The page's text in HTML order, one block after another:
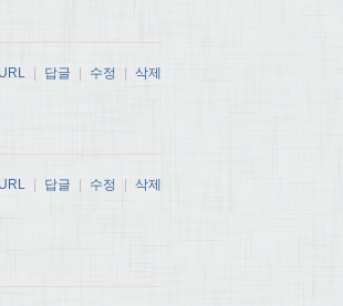
URL 답글 수정 삭제
URL 답글 수정 삭제